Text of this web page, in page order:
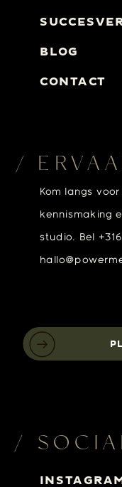
/
Kom langs
kennismaking
studio. Bel
/
CONTACT
BLOG